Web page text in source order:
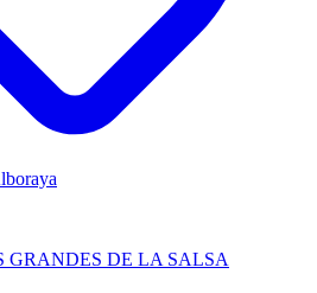
GRANDES DE LA SALSA